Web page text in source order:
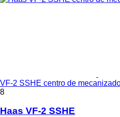
VF-2 SSHE centro de
8
Haas VF-2 SSHE